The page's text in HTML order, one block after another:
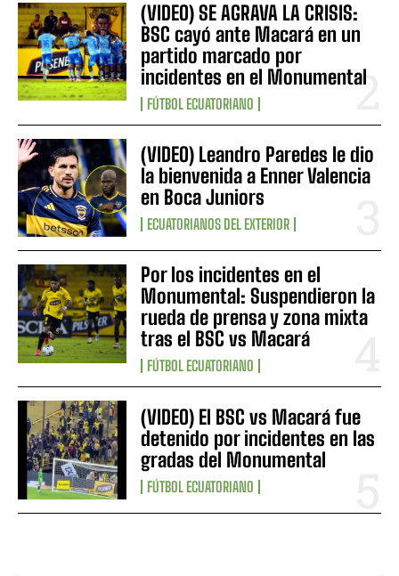
(VIDEO) SE AGRAVA LA CRISIS:
BSC cayó ante Macará en un
partido marcado por
incidentes en el Monumental
FÚTBOL ECUATORIANO
(VIDEO) Leandro Paredes le dio
la bienvenida a Enner Valencia
en Boca Juniors
ECUATORIANOS DEL EXTERIOR
Por los incidentes en el
Monumental: Suspendieron la
rueda de prensa y zona mixta
tras el BSC vs Macará
FÚTBOL ECUATORIANO
(VIDEO) El BSC vs Macará fue
detenido por incidentes en las
gradas del Monumental
FÚTBOL ECUATORIANO